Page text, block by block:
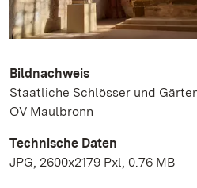
Bildnachweis
Staatliche Schlösser und
OV Maulbronn
Technische Daten
JPG, 2600x2179 Pxl, 0.76 MB